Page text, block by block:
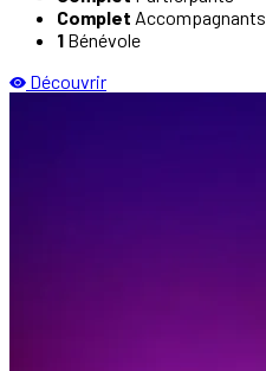
Complet Accompagnants
1 Bénévole
Découvrir